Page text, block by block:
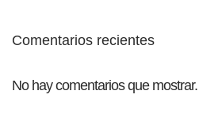
Comentarios recientes
No hay comentarios que mostrar.